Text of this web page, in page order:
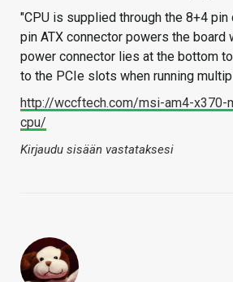
"CPU is supplied through the 8+4 pin
pin ATX connector powers the board
power connector lies at the bottom
to the PCIe slots when running
http://wccftech.com/msi-am4-x370-
cpu/
Kirjaudu sisään vastataksesi